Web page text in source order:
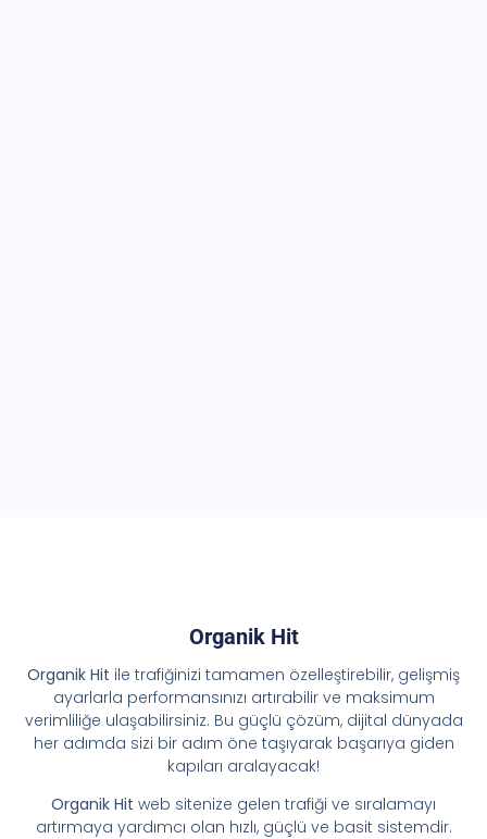
Organik Hit
Organik Hit ile trafiğinizi tamamen özelleştirebilir, gelişmiş
ayarlarla performansınızı artırabilir ve maksimum
verimliliğe ulaşabilirsiniz. Bu güçlü çözüm, dijital dünyada
her adımda sizi bir adım öne taşıyarak başarıya giden
kapıları aralayacak!
Organik Hit web sitenize gelen trafiği ve sıralamayı
artırmaya yardımcı olan hızlı, güçlü ve basit sistemdir.